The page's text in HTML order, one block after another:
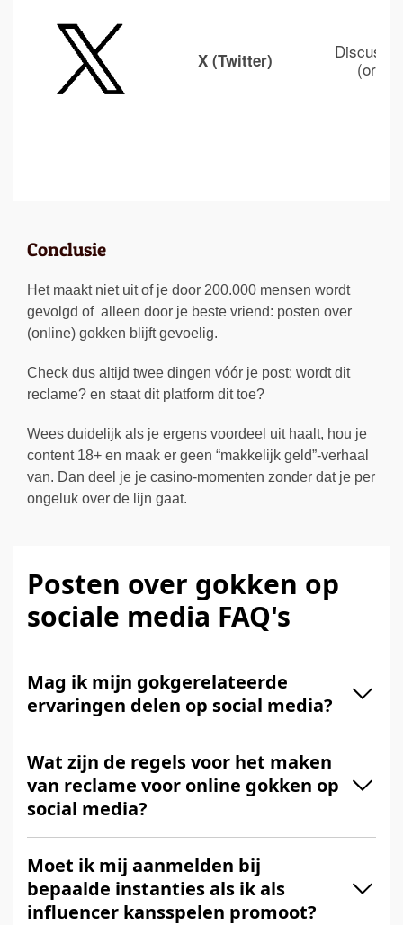
X (Twitter)
Conclusie
Het maakt niet uit of je door 200.000 mensen wordt
gevolgd of alleen door je beste vriend: posten over
(online) gokken blijft gevoelig.
Check dus altijd twee dingen vóór je post: wordt dit
reclame? en staat dit platform dit toe?
Wees duidelijk als je ergens voordeel uit haalt, hou je
content 18+ en maak er geen “makkelijk geld”-verhaal
van. Dan deel je je casino-momenten zonder dat je per
ongeluk over de lijn gaat.
Posten over gokken op
sociale media FAQ's
Mag ik mijn gokgerelateerde
ervaringen delen op social media?
Wat zijn de regels voor het maken
van reclame voor online gokken op
social media?
Moet ik mij aanmelden bij
bepaalde instanties als ik als
influencer kansspelen promoot?